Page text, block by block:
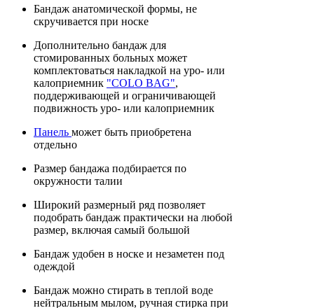
Бандаж анатомической формы, не
скручивается при носке
Дополнительно бандаж для
стомированных больных может
комплектоваться накладкой на уро- или
калоприемник "COLO BAG",
поддерживающей и ограничивающей
подвижность уро- или калоприемник
Панель может быть приобретена
отдельно
Размер бандажа подбирается по
окружности талии
Широкий размерный ряд позволяет
подобрать бандаж практически на любой
размер, включая самый большой
Бандаж удобен в носке и незаметен под
одеждой
Бандаж можно стирать в теплой воде
нейтральным мылом, ручная стирка при